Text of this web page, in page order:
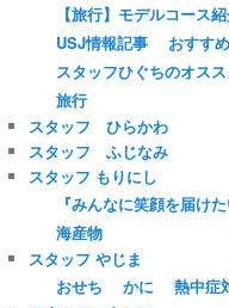
【旅行】モデルコース
USJ情報記事
おすす
スタッフひぐちのオス
旅行
スタッフ ひらかわ
スタッフ ふじなみ
スタッフ もりにし
『みんなに笑顔を届け
海産物
スタッフ やじま
おせち
かに
熱中症